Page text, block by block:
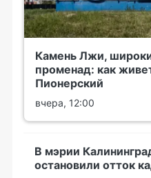
Камень Лжи,
променад: как
Пионерский
вчера, 12:00
В мэрии
остановили отток